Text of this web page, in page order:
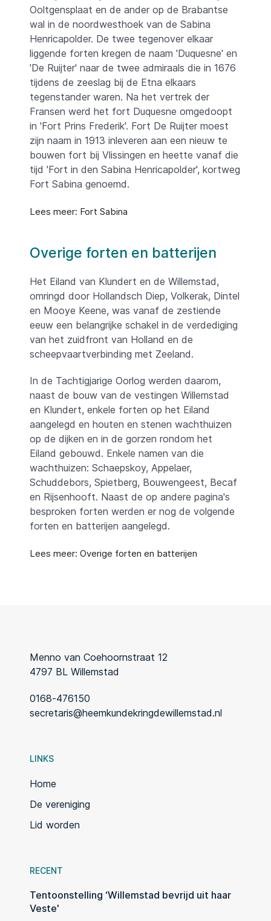
Ooltgensplaat en de ander op de Brabantse
wal in de noordwesthoek van de Sabina
Henricapolder. De twee tegenover elkaar
liggende forten kregen de naam 'Duquesne' en
'De Ruijter' naar de twee admiraals die in 1676
tijdens de zeeslag bij de Etna elkaars
tegenstander waren. Na het vertrek der
Fransen werd het fort Duquesne omgedoopt
in 'Fort Prins Frederik'. Fort De Ruijter moest
zijn naam in 1913 inleveren aan een nieuw te
bouwen fort bij Vlissingen en heette vanaf die
tijd 'Fort in den Sabina Henricapolder', kortweg
Fort Sabina genoemd.
Lees meer: Fort Sabina
Overige forten en batterijen
Het Eiland van Klundert en de Willemstad,
omringd door Hollandsch Diep, Volkerak, Dintel
en Mooye Keene, was vanaf de zestiende
eeuw een belangrijke schakel in de verdediging
van het zuidfront van Holland en de
scheepvaartverbinding met Zeeland.
In de Tachtigjarige Oorlog werden daarom,
naast de bouw van de vestingen Willemstad
en Klundert, enkele forten op het Eiland
aangelegd en houten en stenen wachthuizen
op de dijken en in de gorzen rondom het
Eiland gebouwd. Enkele namen van die
wachthuizen: Schaepskoy, Appelaer,
Schuddebors, Spietberg, Bouwengeest, Becaf
en Rijsenhooft. Naast de op andere pagina's
besproken forten werden er nog de volgende
forten en batterijen aangelegd.
Lees meer: Overige forten en batterijen
Menno van Coehoornstraat 12
4797 BL Willemstad
0168-476150
secretaris@heemkundekringdewillemstad.nl
LINKS
Home
De vereniging
Lid worden
RECENT
Tentoonstelling ‘Willemstad bevrijd uit haar
Veste'